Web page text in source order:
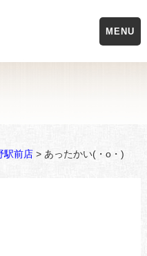
駅前店> あったかい(・o・)
MENU